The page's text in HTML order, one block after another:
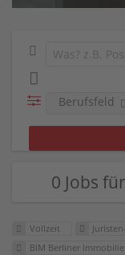
Berufsfeld
0 Jobs
Vollzeit
BIM Berliner